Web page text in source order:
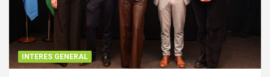
INTERES GENERAL